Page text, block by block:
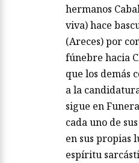
hermanos
viva) hace
(Areces) por
fúnebre hacia
que los demás
a la
sigue en
cada uno de
en sus propias
espíritu